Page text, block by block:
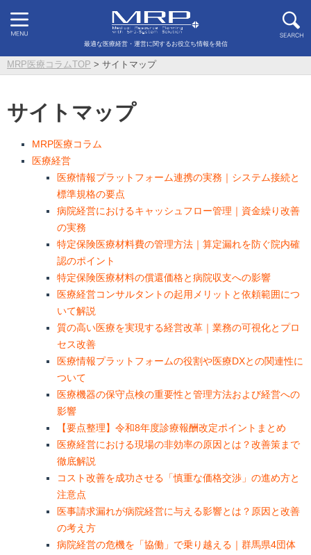
最適な医療経営・運営に関するお役立ち情報を発信
MRP医療コラムTOP > サイトマップ
サイトマップ
MRP医療コラム
医療経営
医療情報プラットフォーム連携の実務｜システム接続と
標準規格の要点
病院経営におけるキャッシュフロー管理｜資金繰り改善
の実務
特定保険医療材料費の管理方法｜算定漏れを防ぐ院内確
認のポイント
特定保険医療材料の償還価格と病院収支への影響
医療経営コンサルタントの起用メリットと依頼範囲につ
いて解説
質の高い医療を実現する経営改革｜業務の可視化とプロ
セス改善
医療情報プラットフォームの役割や医療DXとの関連性に
ついて
医療機器の保守点検の重要性と管理方法および経営への
影響
【要点整理】令和8年度診療報酬改定ポイントまとめ
医療経営における現場の非効率の原因とは？改善策まで
徹底解説
コスト改善を成功させる「慎重な価格交渉」の進め方と
注意点
医事請求漏れが病院経営に与える影響とは？原因と改善
の考え方
病院経営の危機を「協働」で乗り越える｜群馬県4団体